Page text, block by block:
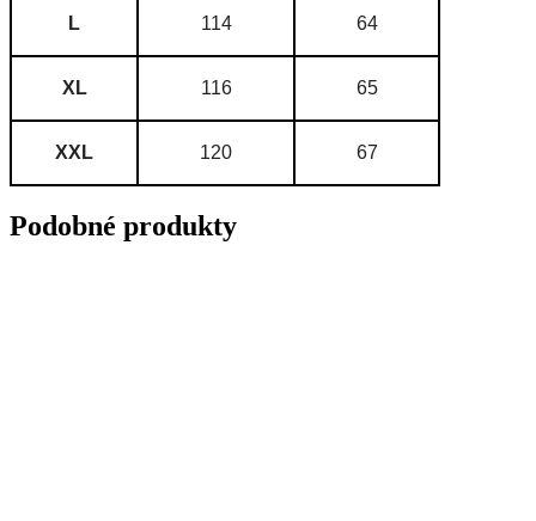
L 114 64
XL 116 65
XXL 120 67
Podobné produkty